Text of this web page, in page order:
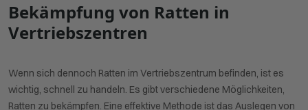
Bekämpfung von Ratten in
Vertriebszentren
Wenn sich dennoch Ratten im Vertriebszentrum befinden, ist es
wichtig, schnell zu handeln. Es gibt verschiedene Möglichkeiten,
Ratten zu bekämpfen. Eine effektive Methode ist das Auslegen von